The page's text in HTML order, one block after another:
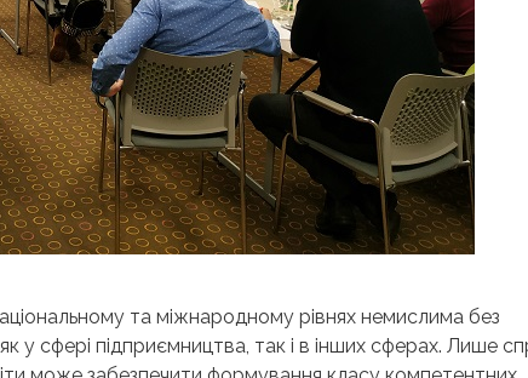
та міжнародному рівнях немислима без
у сфері підприємництва, так і в інших сферах. Лише